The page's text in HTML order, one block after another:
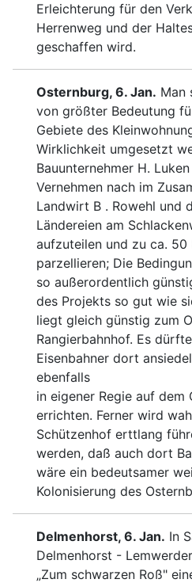
Erleichterung für den
Herrenweg und der
geschaffen wird.
Osternburg, 6. Jan. Man
von größter Bedeutung
Gebiete des
Wirklichkeit umgesetzt
Bauunternehmer H.
Vernehmen nach im
Landwirt B . Rowehl und
Ländereien am
aufzuteilen und zu ca. 50
parzellieren; Die
so außerordentlich gün
des Projekts so gut wie
liegt gleich günstig zum
Rangierbahnhof. Es
Eisenbahner dort
ebenfalls
in eigener Regie auf dem
errichten. Ferner wird
Schützenhof erttlang
werden, daß auch dort
wäre ein bedeutsamer
Kolonisierung des
Delmenhorst, 6. Jan. In
Delmenhorst -
„Zum schwarzen Roß"